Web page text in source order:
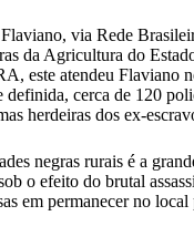
via Rede
da Agricultura do
este atendeu Flaviano
cerca de 120
herdeiras dos ex-
negras rurais é a
o efeito do brutal
em permanecer no